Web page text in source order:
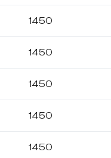
1450
1450
1450
1450
1450